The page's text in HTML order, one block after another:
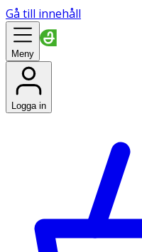
Gå till innehåll
Meny
Logga in